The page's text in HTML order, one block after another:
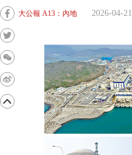
大公報 A13：內地 2026-04-21